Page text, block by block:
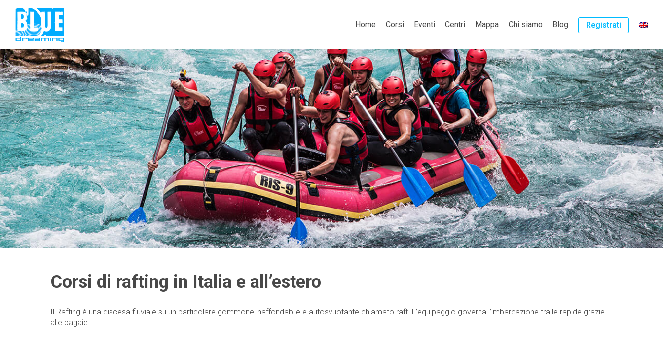
Home Corsi Eventi Centri Mappa Chi siamo Blog Registrati
Corsi di rafting in Italia e all’estero
Il Rafting è una discesa fluviale su un particolare gommone inaffondabile e autosvuotante chiamato raft. L’equipaggio governa l’imbarcazione tra le rapide grazie
alle pagaie.